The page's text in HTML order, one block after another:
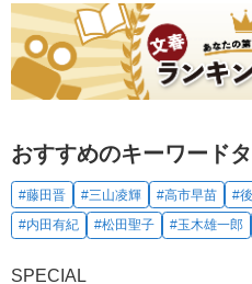
おすすめのキーワード
#藤田晋 #三山凌輝 #高市早苗 #
#内田有紀
#松田聖子 #玉木雄一郎
SPECIAL